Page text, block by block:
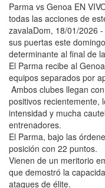
Parma vs Genoa EN
todas las acciones de
zavalaDom, 18/01/
sus puertas este
determinante al final de
El Parma recibe al
equipos separados por
Ambos clubes llegan
positivos recientemente,
intensidad y mucha
entrenadores.
El Parma, bajo las
posición con 22 puntos.
Vienen de un meritorio
que demostró la
ataques de élite.